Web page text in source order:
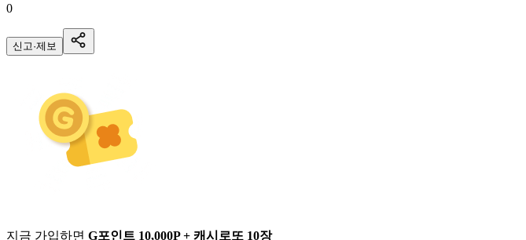
0
신고·제보
지금 가입하면 G포인트 10,000P + 캐시로또 10장